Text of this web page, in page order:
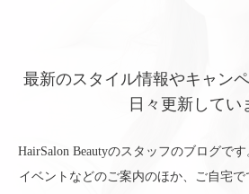
最新のスタイル情報やキャン
日々更新してい
HairSalon Beautyのスタッフのブログで
イベントなどのご案内のほか、ご自宅